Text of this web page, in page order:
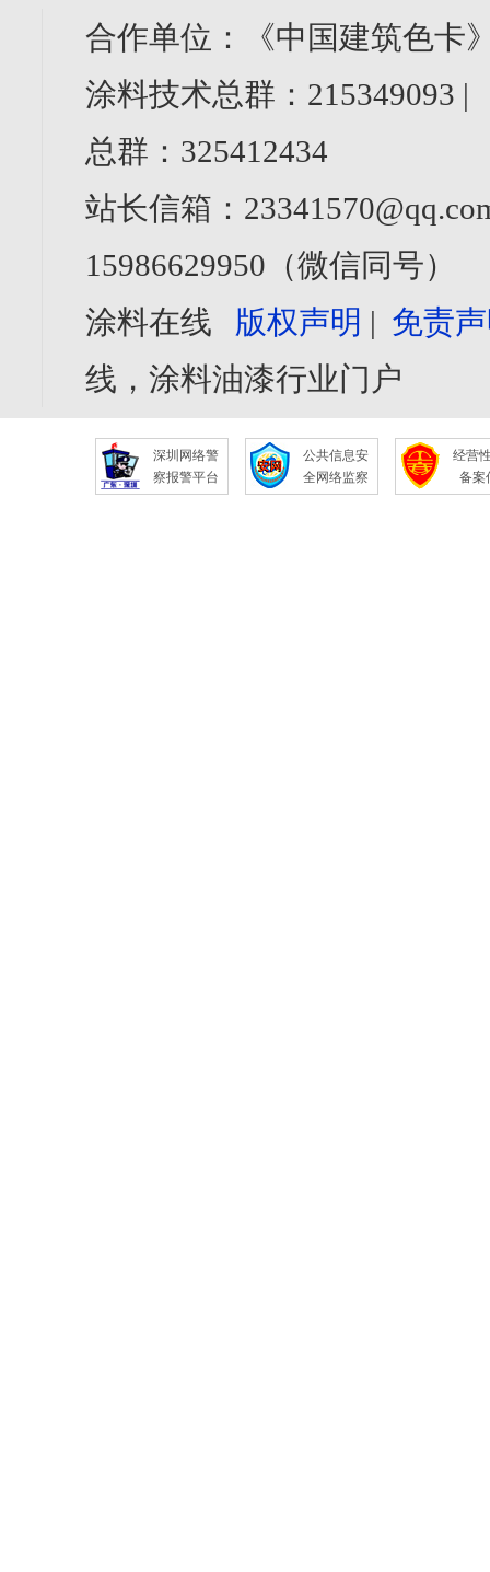
合作单位：《中国建筑色卡
涂料技术总群：
总群：325412434
站长信箱：
15986629950（微信同号）
涂料在线 版权声明 | 免责
线，涂料油漆行业门户
深圳网络警
察报警平台
公共信息安
全网络监察
经营
备案